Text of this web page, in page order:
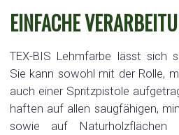
EINFACHE
TEX-BIS Lehmfarbe lässt sich
Sie kann sowohl mit der Rolle,
auch einer Spritzpistole
haften auf allen saugfähigen,
sowie auf Naturholzflächen